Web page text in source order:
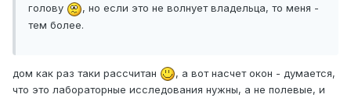
голову
, но если это не волнует владельца, то меня -
тем более.
дом как раз таки рассчитан
, а вот насчет окон - думается,
что это лабораторные исследования нужны, а не полевые, и